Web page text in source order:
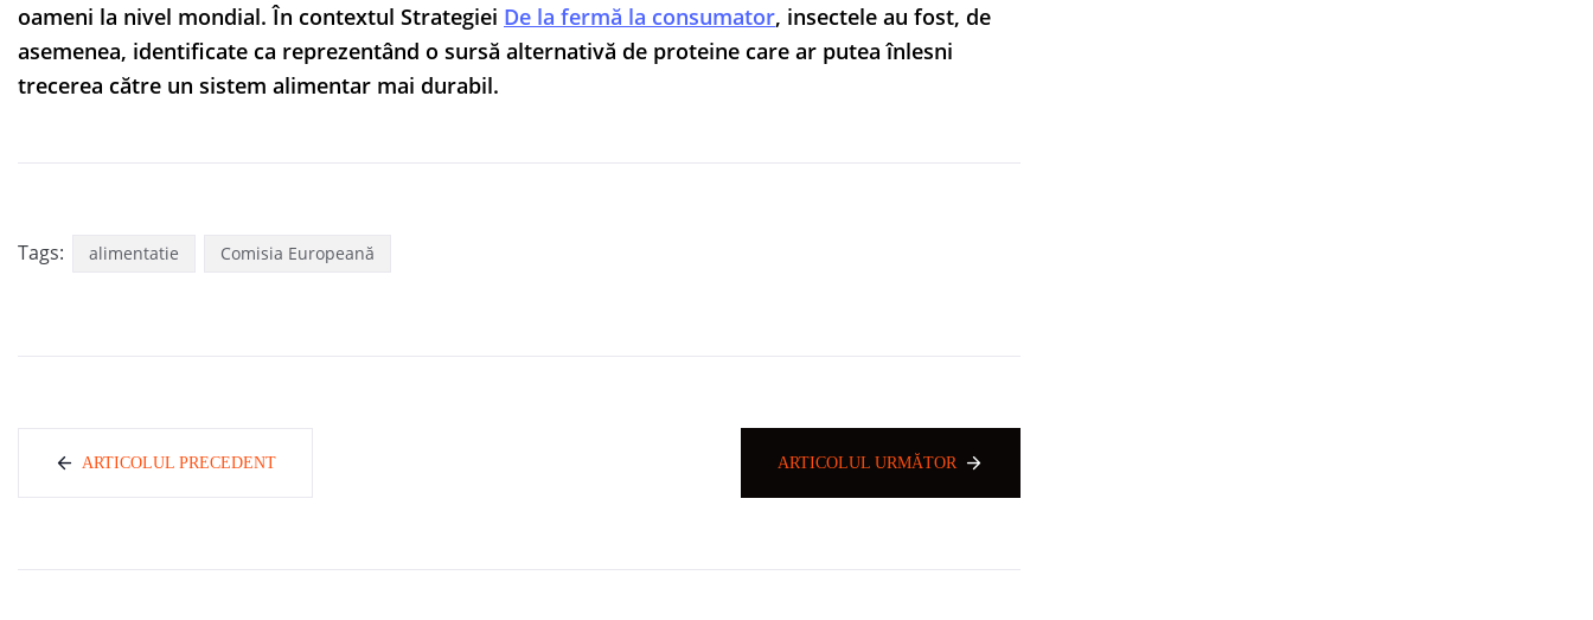
oameni la nivel mondial. În contextul Strategiei De la fermă la consumator, insectele au fost, de
asemenea, identificate ca reprezentând o sursă alternativă de proteine care ar putea înlesni
trecerea către un sistem alimentar mai durabil.
Tags: alimentatie Comisia Europeană
ARTICOLUL PRECEDENT ARTICOLUL URMĂTOR